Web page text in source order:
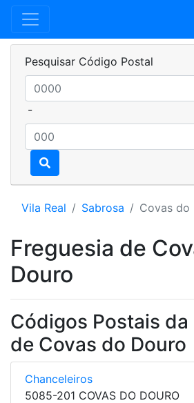
Pesquisar Código Postal
-
Vila Real Sabrosa Covas do
Freguesia de
Douro
Códigos Postais da
de Covas do Douro
Chanceleiros
5085-201 COVAS DO DOURO